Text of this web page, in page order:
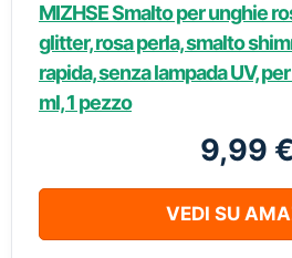
MIZHSE Smalto per unghie
glitter, rosa perla, smalto
rapida, senza lampada UV,
ml, 1 pezzo
9,99 €
VEDI SU